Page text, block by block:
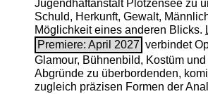
Jugendhaftanstalt Plötzensee zu
Schuld, Herkunft, Gewalt,
Möglichkeit eines anderen Blicks.
Premiere: April 2027 verbindet
Glamour, Bühnenbild, Kostüm
Abgründe zu überbordenden,
zugleich präzisen Formen der